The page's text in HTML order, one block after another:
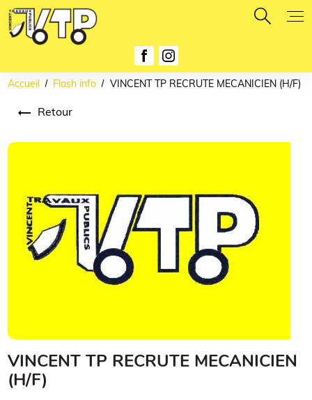
Accueil Flash info VINCENT TP RECRUTE MECANICIEN (H/F)
Retour
VINCENT TP RECRUTE MECANICIEN
(H/F)
Panneau de gestion des cookies